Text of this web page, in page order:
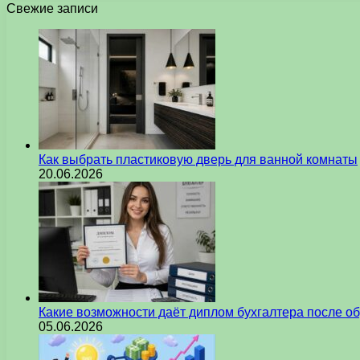
Свежие записи
Как выбрать пластиковую дверь для ванной комнаты
20.06.2026
Какие возможности даёт диплом бухгалтера после
05.06.2026